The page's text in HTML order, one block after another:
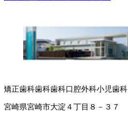
矯正歯科歯科歯科口腔外科小児歯科
宮崎県宮崎市大淀４丁目８－３７